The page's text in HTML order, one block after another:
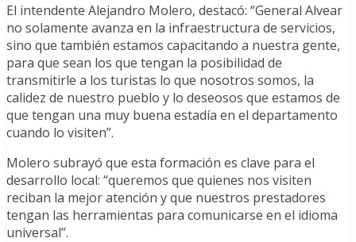
El intendente Alejandro Molero, destacó: “General Alvear
no solamente avanza en la infraestructura de servicios,
sino que también estamos capacitando a nuestra gente,
para que sean los que tengan la posibilidad de
transmitirle a los turistas lo que nosotros somos, la
calidez de nuestro pueblo y lo deseosos que estamos de
que tengan una muy buena estadía en el departamento
cuando lo visiten”.
Molero subrayó que esta formación es clave para el
desarrollo local: “queremos que quienes nos visiten
reciban la mejor atención y que nuestros prestadores
tengan las herramientas para comunicarse en el idioma
universal”.